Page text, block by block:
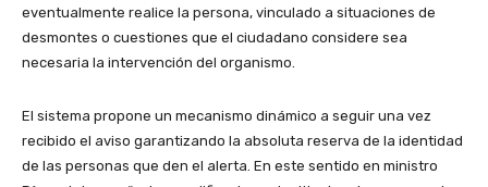
eventualmente realice la persona, vinculado a situaciones de
desmontes o cuestiones que el ciudadano considere sea
necesaria la intervención del organismo.
El sistema propone un mecanismo dinámico a seguir una vez
recibido el aviso garantizando la absoluta reserva de la identidad
de las personas que den el alerta. En este sentido en ministro